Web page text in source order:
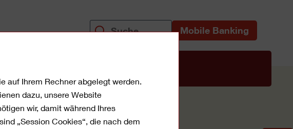
auf Ihrem Rechner abgelegt werden.
dazu, unsere Website
wir, damit während Ihres
„Session Cookies“, die nach dem
Mobile Banking